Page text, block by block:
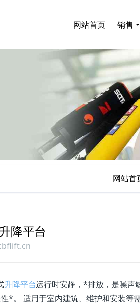
网站首页 销售
网站首
降平台
升降平台运行时安静，*排放，是噪声
*。 适用于室内建筑、维护和安装等